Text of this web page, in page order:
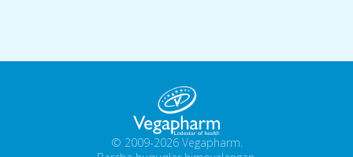
© 2009-2026 Vegapharm.